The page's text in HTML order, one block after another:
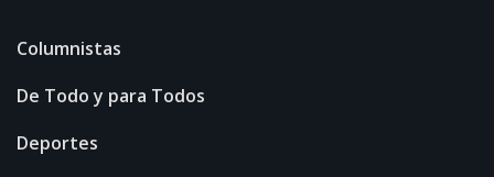
Columnistas
De Todo y para Todos
Deportes